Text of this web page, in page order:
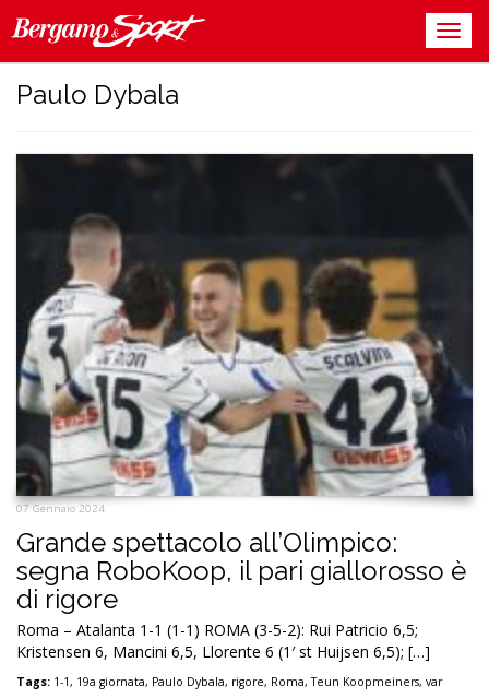
Paulo Dybala
07 Gennaio 2024
Grande spettacolo all’Olimpico:
segna RoboKoop, il pari giallorosso è
di rigore
Roma – Atalanta 1-1 (1-1) ROMA (3-5-2): Rui Patricio 6,5;
Kristensen 6, Mancini 6,5, Llorente 6 (1′ st Huijsen 6,5); […]
Tags: 1-1, 19a giornata, Paulo Dybala, rigore, Roma,Teun Koopmeiners, var